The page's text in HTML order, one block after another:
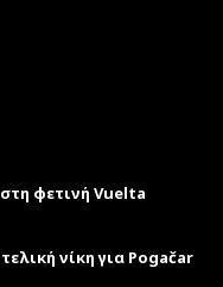
φετινή Vuelta
νίκη για Pogačar